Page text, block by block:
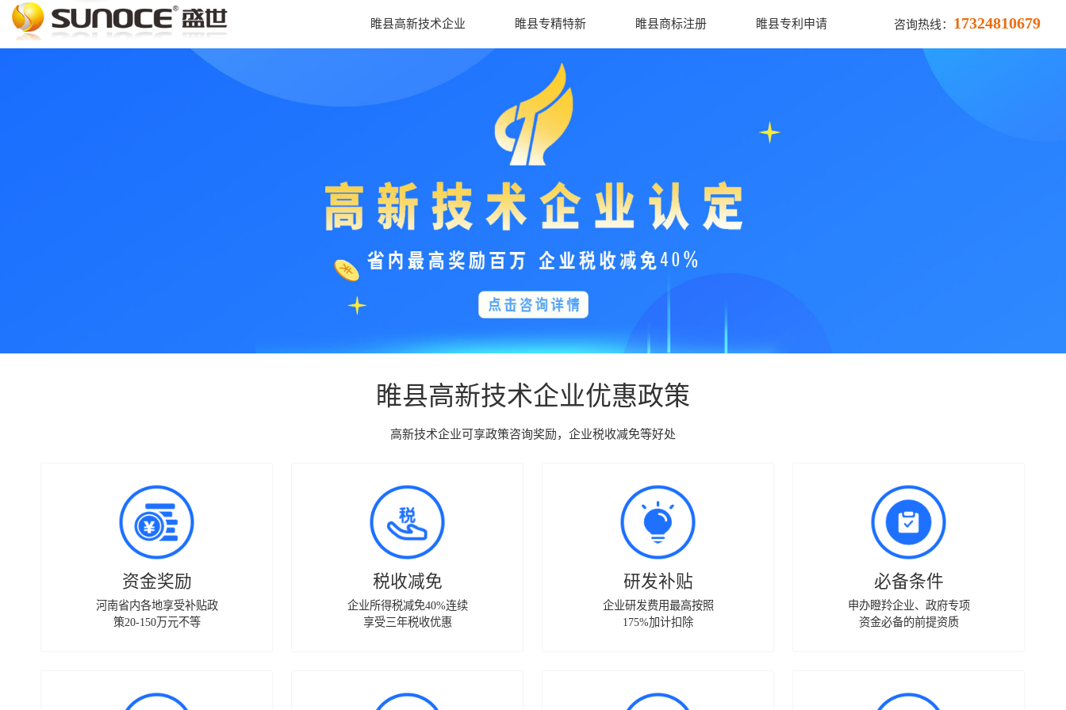
睢县高新技术企业 睢县专精特新 睢县商标注册 睢县专利申请 咨询热线： 17324810679
睢县高新技术企业优惠政策
高新技术企业可享政策咨询奖励，企业税收减免等好处
资金奖励
河南省内各地享受补贴政
策20-150万元不等
税收减免
企业所得税减免40%连续
享受三年税收优惠
研发补贴
企业研发费用最高按照
175%加计扣除
必备条件
申办瞪羚企业、政府专项
资金必备的前提资质